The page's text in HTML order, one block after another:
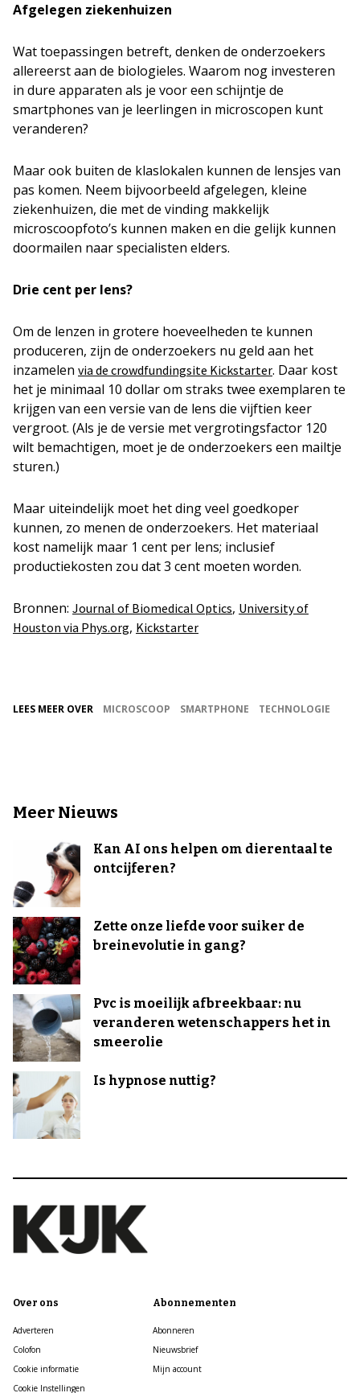
Afgelegen ziekenhuizen
Wat toepassingen betreft, denken de onderzoekers
allereerst aan de biologieles. Waarom nog investeren
in dure apparaten als je voor een schijntje de
smartphones van je leerlingen in microscopen kunt
veranderen?
Maar ook buiten de klaslokalen kunnen de lensjes van
pas komen. Neem bijvoorbeeld afgelegen, kleine
ziekenhuizen, die met de vinding makkelijk
microscoopfoto’s kunnen maken en die gelijk kunnen
doormailen naar specialisten elders.
Drie cent per lens?
Om de lenzen in grotere hoeveelheden te kunnen
produceren, zijn de onderzoekers nu geld aan het
inzamelen via de crowdfundingsite Kickstarter. Daar kost
het je minimaal 10 dollar om straks twee exemplaren te
krijgen van een versie van de lens die vijftien keer
vergroot. (Als je de versie met vergrotingsfactor 120
wilt bemachtigen, moet je de onderzoekers een mailtje
sturen.)
Maar uiteindelijk moet het ding veel goedkoper
kunnen, zo menen de onderzoekers. Het materiaal
kost namelijk maar 1 cent per lens; inclusief
productiekosten zou dat 3 cent moeten worden.
Bronnen: Journal of Biomedical Optics, University of
Houston via Phys.org, Kickstarter
LEES MEER OVER MICROSCOOP SMARTPHONE TECHNOLOGIE
Meer Nieuws
Kan AI ons helpen om dierentaal te
ontcijferen?
Zette onze liefde voor suiker de
breinevolutie in gang?
Pvc is moeilijk afbreekbaar: nu
veranderen wetenschappers het in
smeerolie
Is hypnose nuttig?
Over ons
Adverteren
Colofon
Cookie informatie
Cookie Instellingen
Abonnementen
Abonneren
Nieuwsbrief
Mijn account